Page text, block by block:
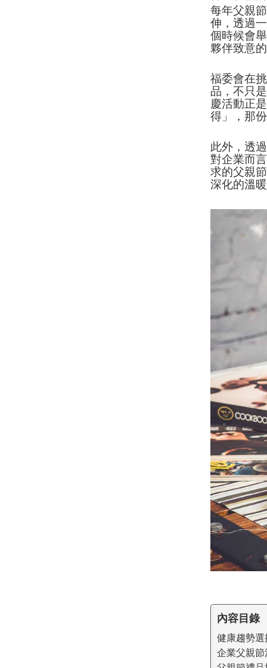
每年父親
伸，透過
個時候會
夥伴致意
福委會在
品，不只
慶活動正
得」，那
此外，透
對企業而
求的父親
深化的溫
內容目錄
健康趨勢
企業父親